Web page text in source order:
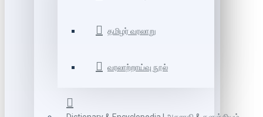
தமிழர் வரலாறு
வரலாற்றாய்வு நூல்